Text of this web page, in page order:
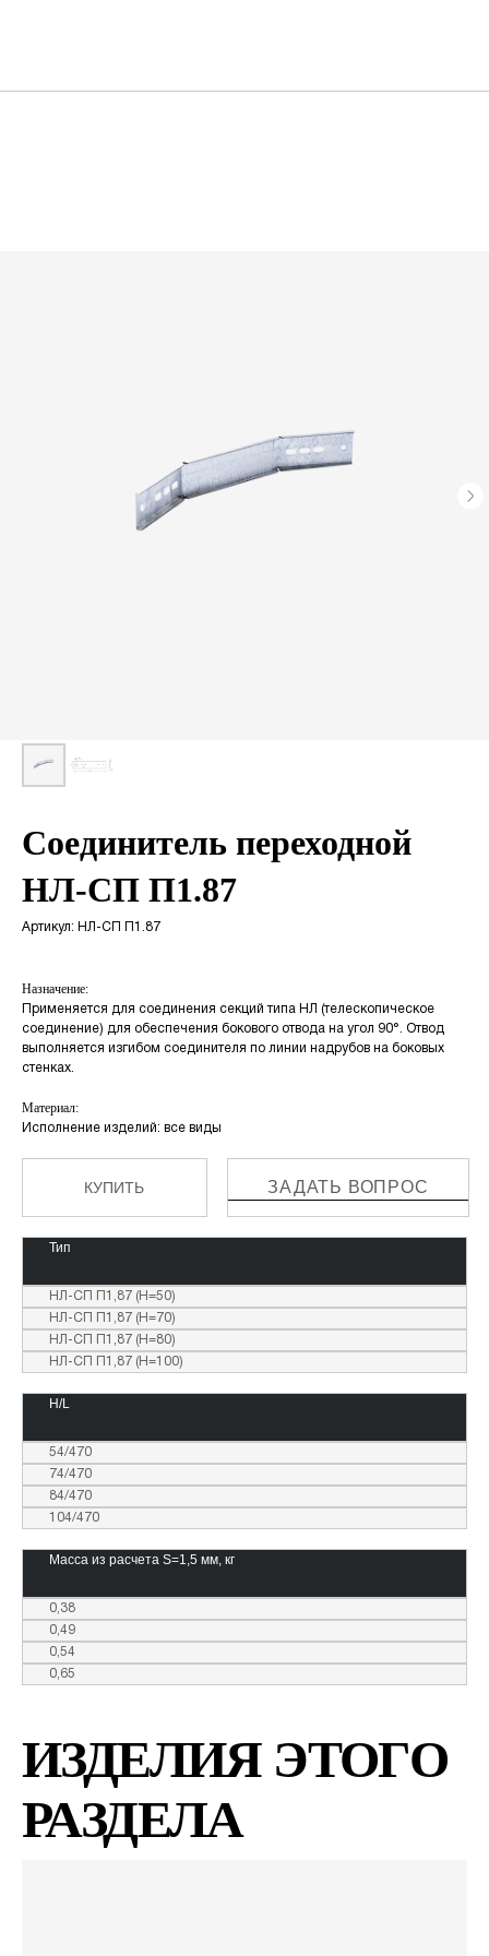
Соединитель переходной
НЛ-СП П1.87
Артикул: НЛ-СП П1.87
ЗАДАТЬ ВОПРОС
КУПИТЬ
Назначение:
Применяется для соединения секций типа НЛ (телескопическое
соединение) для обеспечения бокового отвода на угол 90°. Отвод
выполняется изгибом соединителя по линии надрубов на боковых
стенках.
Материал:
Исполнение изделий: все виды
Тип
НЛ-СП П1,87 (H=50)
НЛ-СП П1,87 (H=70)
НЛ-СП П1,87 (H=80)
НЛ-СП П1,87 (H=100)
H/L
54/470
74/470
84/470
104/470
Масса из расчета S=1,5 мм, кг
0,38
0,49
0,54
0,65
ИЗДЕЛИЯ ЭТОГО
РАЗДЕЛА